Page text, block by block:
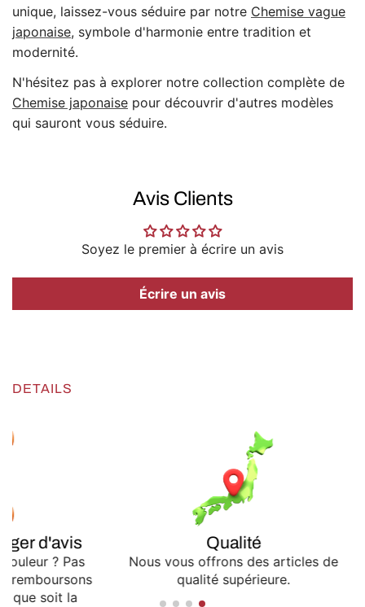
unique, laissez-vous séduire par notre Chemise vague
japonaise, symbole d'harmonie entre tradition et
modernité.
N'hésitez pas à explorer notre collection complète de
Chemise japonaise pour découvrir d'autres modèles
qui sauront vous séduire.
Avis Clients
Soyez le premier à écrire un avis
Écrire un avis
DETAILS
d'avis
? Pas
remboursons
que soit la
Qualité
Nous vous offrons des articles de
qualité supérieure.